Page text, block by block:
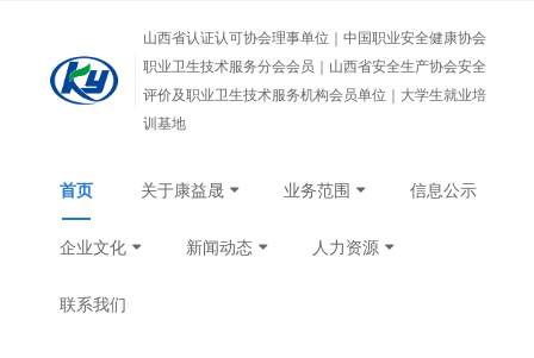
山西省认证认可协会理事单位｜中国职业安全健康协会
职业卫生技术服务分会会员｜山西省安全生产协会安全
评价及职业卫生技术服务机构会员单位｜大学生就业培
训基地
首页 关于康益晟 业务范围 信息公示
企业文化 新闻动态 人力资源
联系我们